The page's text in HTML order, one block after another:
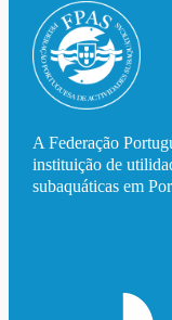
A Federação
instituição de
subaquáticas em